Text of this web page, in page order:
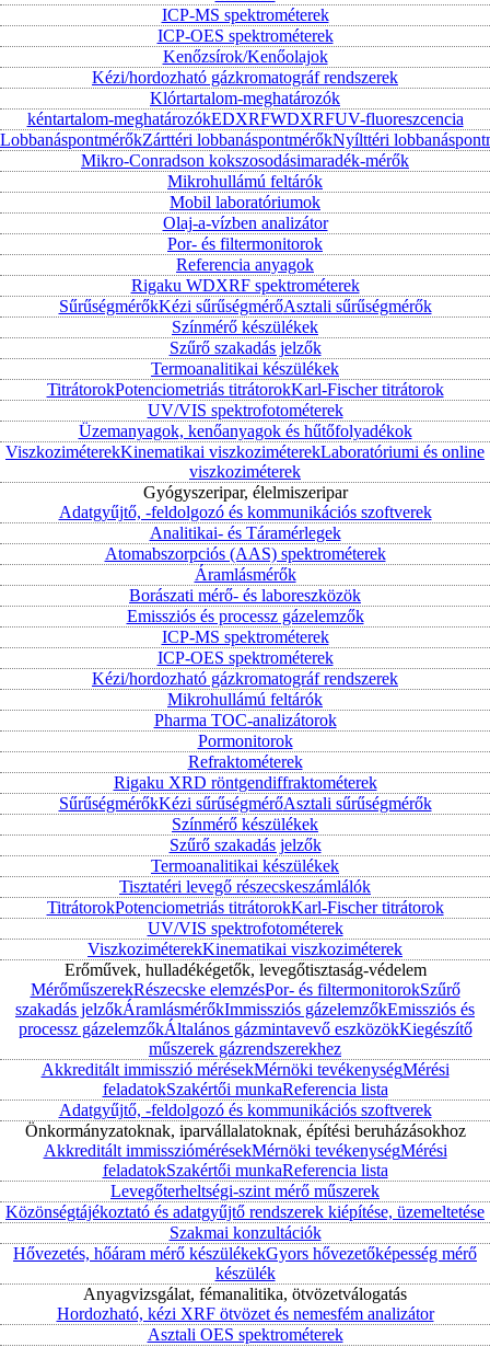
ICP-MS spektrométerek
ICP-OES spektrométerek
Kenőzsírok/Kenőolajok
Kézi/hordozható gázkromatográf rendszerek
Klórtartalom-meghatározók
kéntartalom-meghatározókEDXRFWDXRFUV-fluoreszcencia
LobbanáspontmérőkZárttéri lobbanáspontmérőkNyílttéri
Mikro-Conradson kokszosodásimaradék-mérők
Mikrohullámú feltárók
Mobil laboratóriumok
Olaj-a-vízben analizátor
Por- és filtermonitorok
Referencia anyagok
Rigaku WDXRF spektrométerek
SűrűségmérőkKézi sűrűségmérőAsztali sűrűségmérők
Színmérő készülékek
Szűrő szakadás jelzők
Termoanalitikai készülékek
TitrátorokPotenciometriás titrátorokKarl-Fischer titrátorok
UV/VIS spektrofotométerek
Üzemanyagok, kenőanyagok és hűtőfolyadékok
ViszkoziméterekKinematikai viszkoziméterekLaboratóriumi és online
viszkoziméterek
Gyógyszeripar, élelmiszeripar
Adatgyűjtő, -feldolgozó és kommunikációs szoftverek
Analitikai- és Táramérlegek
Atomabszorpciós (AAS) spektrométerek
Áramlásmérők
Borászati mérő- és laboreszközök
Emissziós és processz gázelemzők
ICP-MS spektrométerek
ICP-OES spektrométerek
Kézi/hordozható gázkromatográf rendszerek
Mikrohullámú feltárók
Pharma TOC-analizátorok
Pormonitorok
Refraktométerek
Rigaku XRD röntgendiffraktométerek
SűrűségmérőkKézi sűrűségmérőAsztali sűrűségmérők
Színmérő készülékek
Szűrő szakadás jelzők
Termoanalitikai készülékek
Tisztatéri levegő részecskeszámlálók
TitrátorokPotenciometriás titrátorokKarl-Fischer titrátorok
UV/VIS spektrofotométerek
ViszkoziméterekKinematikai viszkoziméterek
Erőművek, hulladékégetők, levegőtisztaság-védelem
MérőműszerekRészecske elemzésPor- és filtermonitorokSzűrő
szakadás jelzőkÁramlásmérőkImmissziós gázelemzőkEmissziós és
processz gázelemzőkÁltalános gázmintavevő eszközökKiegészítő
műszerek gázrendszerekhez
Akkreditált immisszió mérésekMérnöki tevékenységMérési
feladatokSzakértői munkaReferencia lista
Adatgyűjtő, -feldolgozó és kommunikációs szoftverek
Önkormányzatoknak, iparvállalatoknak, építési beruházásokhoz
Akkreditált immissziómérésekMérnöki tevékenységMérési
feladatokSzakértői munkaReferencia lista
Levegőterheltségi-szint mérő műszerek
Közönségtájékoztató és adatgyűjtő rendszerek kiépítése, üzemeltetése
Szakmai konzultációk
Hővezetés, hőáram mérő készülékekGyors hővezetőképesség mérő
készülék
Anyagvizsgálat, fémanalitika, ötvözetválogatás
Hordozható, kézi XRF ötvözet és nemesfém analizátor
Asztali OES spektrométerek